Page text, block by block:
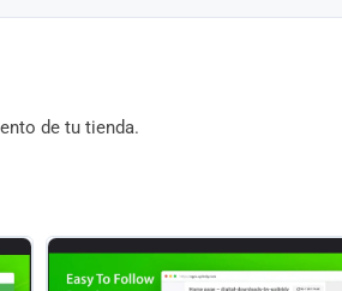
de tu tienda.